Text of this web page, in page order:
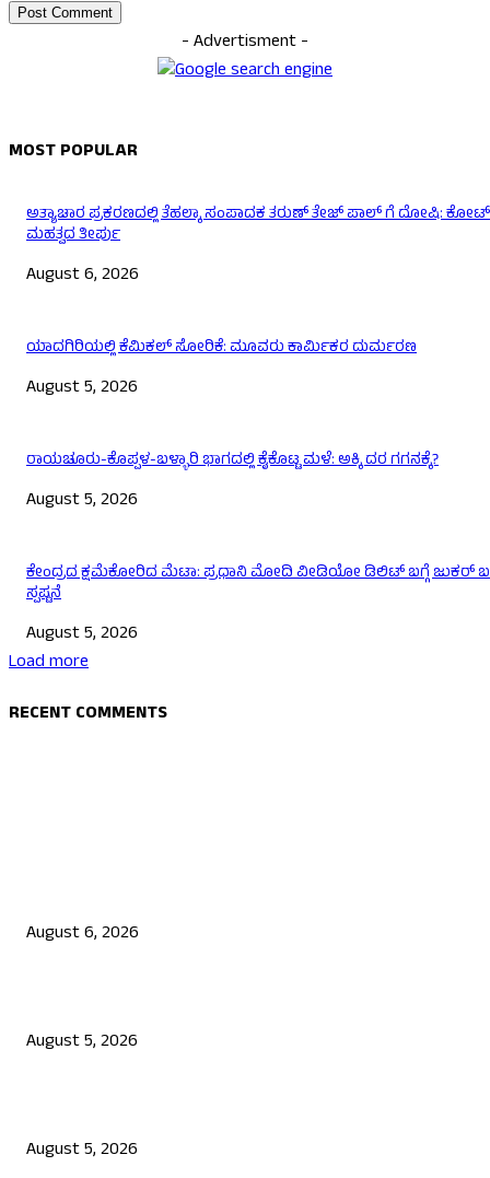
- Advertisment -
MOST POPULAR
ಅತ್ಯಾಚಾರ ಪ್ರಕರಣದಲ್ಲಿ ತೆಹಲ್ಕಾ ಸಂಪಾದಕ ತರುಣ್‌ ತೇಜ್‌ ಪಾಲ್‌ ಗೆ ದೋಷಿ:
ಮಹತ್ವದ ತೀರ್ಪು
August 6, 2026
ಯಾದಗಿರಿಯಲ್ಲಿ ಕೆಮಿಕಲ್ ಸೋರಿಕೆ: ಮೂವರು ಕಾರ್ಮಿಕರ ದುರ್ಮರಣ
August 5, 2026
ರಾಯಚೂರು-ಕೊಪ್ಪಳ-ಬಳ್ಳಾರಿ ಭಾಗದಲ್ಲಿ ಕೈಕೊಟ್ಟ ಮಳೆ: ಅಕ್ಕಿ ದರ ಗಗನಕ್ಕೆ?
August 5, 2026
ಕೇಂದ್ರದ ಕ್ಷಮೆಕೋರಿದ ಮೆಟಾ: ಪ್ರಧಾನಿ ಮೋದಿ ವೀಡಿಯೋ ಡಿಲಿಟ್ ಬಗ್ಗೆ ಜುಕರ್
ಸ್ಪಷ್ಟನೆ
August 5, 2026
Load more
RECENT COMMENTS
August 6, 2026
August 5, 2026
August 5, 2026